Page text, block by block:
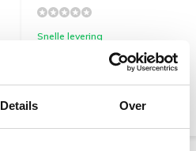
Details Over
Snelle levering
€ 6.950,-